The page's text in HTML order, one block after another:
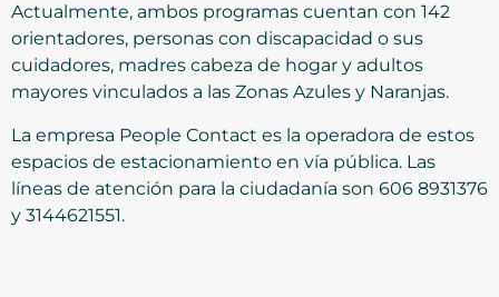
Actualmente, ambos programas cuentan con 142
orientadores, personas con discapacidad o sus
cuidadores, madres cabeza de hogar y adultos
mayores vinculados a las Zonas Azules y Naranjas.
La empresa People Contact es la operadora de estos
espacios de estacionamiento en vía pública. Las
líneas de atención para la ciudadanía son 606 8931376
y 3144621551.